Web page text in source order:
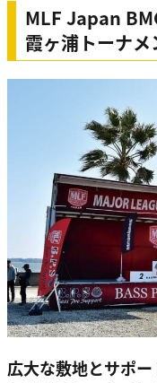
MLF Japan
霞ヶ浦トーナ
広大な敷地とサポ